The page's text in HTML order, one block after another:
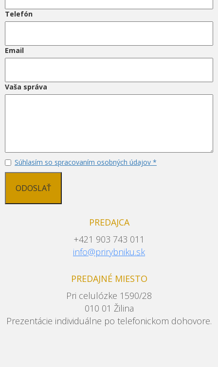
Telefón
Email
Vaša správa
Súhlasím so spracovaním osobných údajov *
ODOSLAŤ
PREDAJCA
+421 903 743 011
info@prirybniku.sk
PREDAJNÉ MIESTO
Pri celulózke 1590/28
010 01 Žilina
Prezentácie individuálne po telefonickom dohovore.